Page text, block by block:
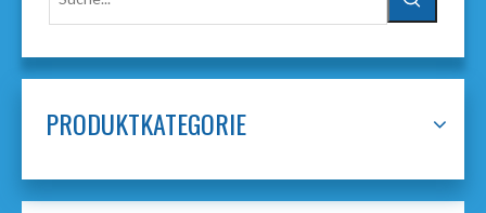
PRODUKTKATEGORIE